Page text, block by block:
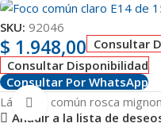
Clic para ampliar
SKU: 92046
$ 1.948,00 Consultar
Consultar Disponibilidad
Consultar Por WhatsApp
Lámpara común rosca mignon
Añadir a la lista de